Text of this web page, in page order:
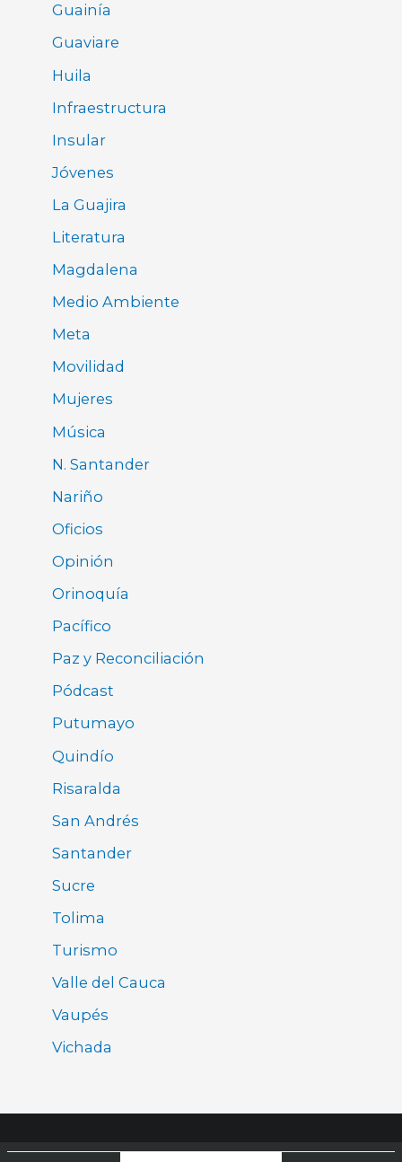
Guainía
Guaviare
Huila
Infraestructura
Insular
Jóvenes
La Guajira
Literatura
Magdalena
Medio Ambiente
Meta
Movilidad
Mujeres
Música
N. Santander
Nariño
Oficios
Opinión
Orinoquía
Pacífico
Paz y Reconciliación
Pódcast
Putumayo
Quindío
Risaralda
San Andrés
Santander
Sucre
Tolima
Turismo
Valle del Cauca
Vaupés
Vichada